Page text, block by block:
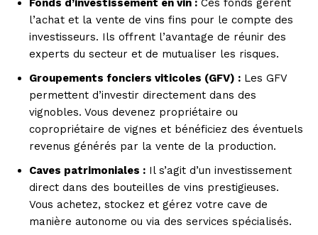
Fonds d’investissement en vin : Ces fonds gèrent
l’achat et la vente de vins fins pour le compte des
investisseurs. Ils offrent l’avantage de réunir des
experts du secteur et de mutualiser les risques.
Groupements fonciers viticoles (GFV) : Les GFV
permettent d’investir directement dans des
vignobles. Vous devenez propriétaire ou
copropriétaire de vignes et bénéficiez des éventuels
revenus générés par la vente de la production.
Caves patrimoniales : Il s’agit d’un investissement
direct dans des bouteilles de vins prestigieuses.
Vous achetez, stockez et gérez votre cave de
manière autonome ou via des services spécialisés.